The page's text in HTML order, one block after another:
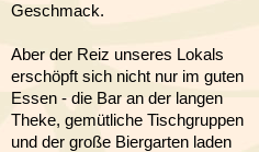
Geschmack.
Aber der Reiz unseres Lokals
erschöpft sich nicht nur im guten
Essen - die Bar an der langen
Theke, gemütliche Tischgruppen
und der große Biergarten laden